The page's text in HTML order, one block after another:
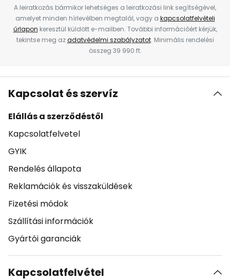
A leiratkozás bármikor lehetséges a leiratkozási link segítségével,
amelyet minden hírlevélben megtalál, vagy a kapcsolatfelvételi
űrlapon keresztül küldött e-mailben. További információért kérjük,
tekintse meg azadatvédelmi szabályzatot. Minimális rendelési
összeg 39 990 ft.
Kapcsolat és szervíz
Elállás a szerződéstől
Kapcsolatfelvetel
GYIK
Rendelés állapota
Reklamációk és visszaküldések
Fizetési módok
Szállítási információk
Gyártói garanciák
Kapcsolatfelvétel